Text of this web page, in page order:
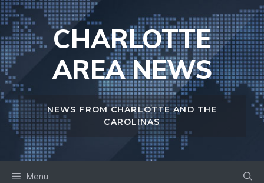
Skip
to
content
CHARLOTTE
AREA NEWS
NEWS FROM CHARLOTTE AND THE
CAROLINAS
Menu